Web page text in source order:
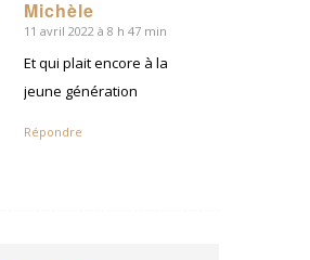
Michèle
dit
11 avril 2022 à 8 h 47 min
Et qui plait encore à la
jeune génération
Répondre